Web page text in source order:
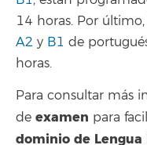
14 horas. Por
A2 y B1 de
horas.
Para consultar más
de examen para
dominio de Lengua